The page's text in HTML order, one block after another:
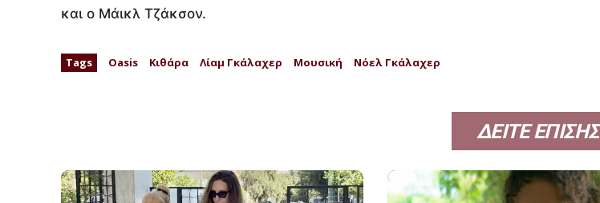
και ο Μάικλ Τζάκσον.
Tags Oasis Κιθάρα Λίαμ Γκάλαχερ Μουσική Νόελ Γκάλαχερ
ΔΕΙΤΕ ΕΠΙΣΗΣ